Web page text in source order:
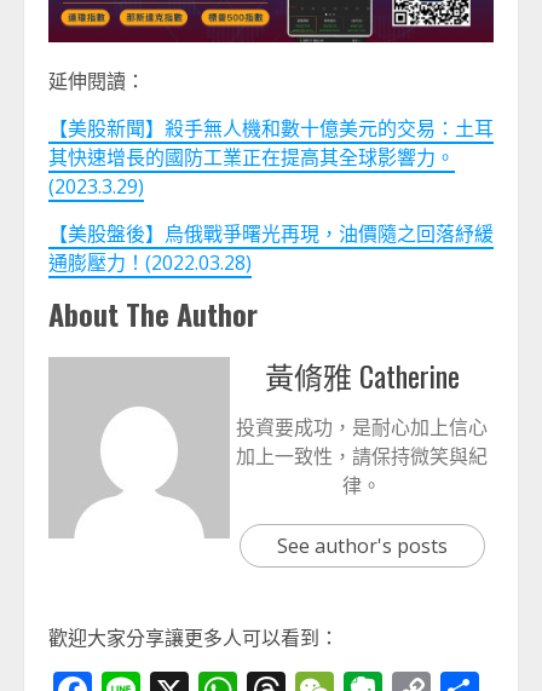
延伸閱讀：
【美股新聞】殺手無人機和數十億美元的交易：土耳
其快速增長的國防工業正在提高其全球影響力。
(2023.3.29)
【美股盤後】烏俄戰爭曙光再現，油價隨之回落紓緩
通膨壓力！(2022.03.28)
About The Author
黃脩雅 Catherine
投資要成功，是耐心加上信心
加上一致性，請保持微笑與紀
律。
See author's posts
歡迎大家分享讓更多人可以看到：